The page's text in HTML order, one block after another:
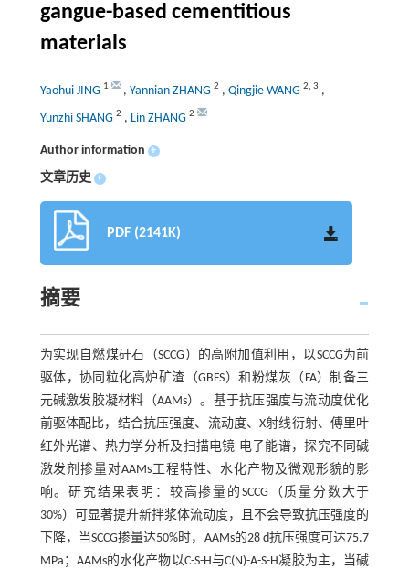
gangue-based cementitious
materials
Yaohui JING 1 , Yannian ZHANG 2 , Qingjie WANG 2, 3 ,
Yunzhi SHANG 2 , Lin ZHANG 2
Author information +
文章历史 +
PDF (2141K)
摘要
为实现自燃煤矸石（SCCG）的高附加值利用，以SCCG为前
驱体，协同粒化高炉矿渣（GBFS）和粉煤灰（FA）制备三
元碱激发胶凝材料（AAMs）。基于抗压强度与流动度优化
前驱体配比，结合抗压强度、流动度、X射线衍射、傅里叶
红外光谱、热力学分析及扫描电镜-电子能谱，探究不同碱
激发剂掺量对AAMs工程特性、水化产物及微观形貌的影
响。研究结果表明：较高掺量的SCCG（质量分数大于
30%）可显著提升新拌浆体流动度，且不会导致抗压强度的
下降，当SCCG掺量达50%时，AAMs的28 d抗压强度可达75.7
MPa；AAMs的水化产物以C-S-H与C(N)-A-S-H凝胶为主，当碱